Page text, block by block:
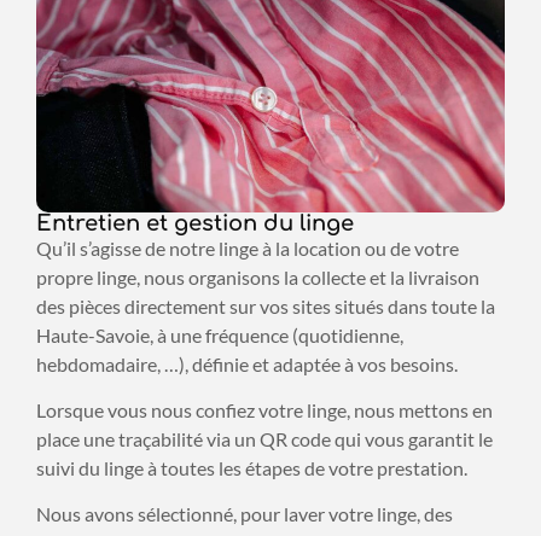
Entretien et gestion du linge
Qu’il s’agisse de notre linge à la location ou de votre
propre linge, nous organisons la collecte et la livraison
des pièces directement sur vos sites situés dans toute la
Haute-Savoie, à une fréquence (quotidienne,
hebdomadaire, …), définie et adaptée à vos besoins.
Lorsque vous nous confiez votre linge, nous mettons en
place une traçabilité via un QR code qui vous garantit le
suivi du linge à toutes les étapes de votre prestation.
Nous avons sélectionné, pour laver votre linge, des